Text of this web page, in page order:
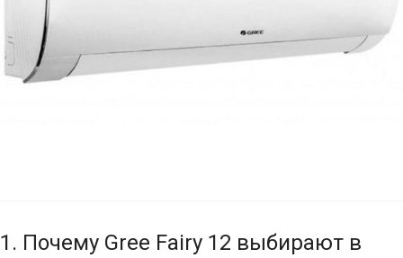
1. Почему Gree Fairy 12 выбирают в